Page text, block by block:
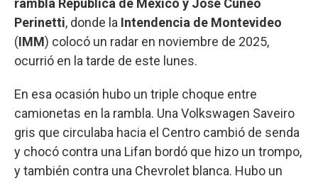
rambla República de México y José Cúneo
Perinetti, donde la Intendencia de Montevideo
(IMM) colocó un radar en noviembre de 2025,
ocurrió en la tarde de este lunes.
En esa ocasión hubo un triple choque entre
camionetas en la rambla. Una Volkswagen Saveiro
gris que circulaba hacia el Centro cambió de senda
y chocó contra una Lifan bordó que hizo un trompo,
y también contra una Chevrolet blanca. Hubo un